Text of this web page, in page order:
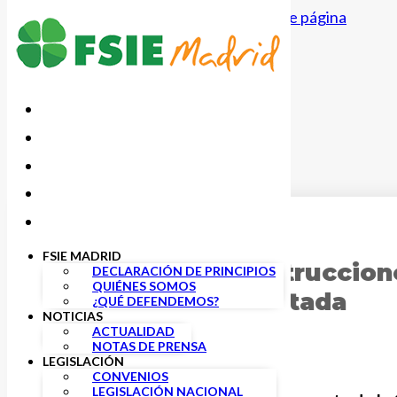
Saltar al contenido principal Saltar al pie de página
FSIE MADRID
DECLARACIÓN DE PRINCIPIOS
QUIÉNES SOMOS
¿QUÉ DEFENDEMOS?
NOTICIAS
ACTUALIDAD
NOTAS DE PRENSA
LEGISLACIÓN
CONVENIOS
LEGISLACIÓN NACIONAL
Publicadas las
Enseñanza Concertada